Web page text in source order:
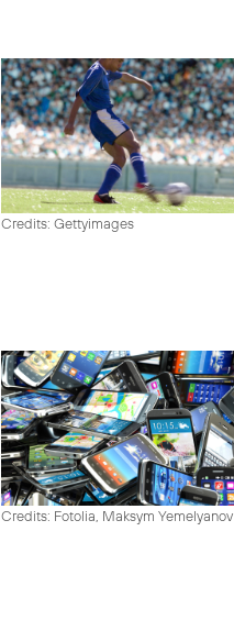
Credits: Gettyimages
Credits: Fotolia, Maksym Yemelyanov